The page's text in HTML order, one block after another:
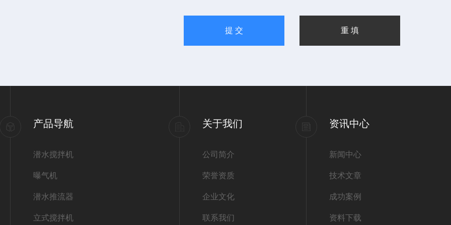
产品导航
潜水搅拌机
曝气机
潜水推流器
立式搅拌机
关于我们
公司简介
荣誉资质
企业文化
联系我们
资讯中心
新闻中心
技术文章
成功案例
资料下载